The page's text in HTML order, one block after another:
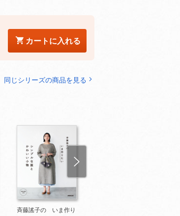
カートに入れる
同じシリーズの商品を見る
斉藤謠子の いま作り